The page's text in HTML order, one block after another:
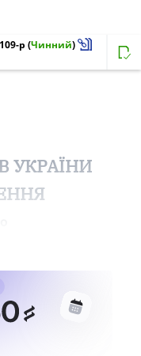
р (Чинний)
УКРАЇНИ